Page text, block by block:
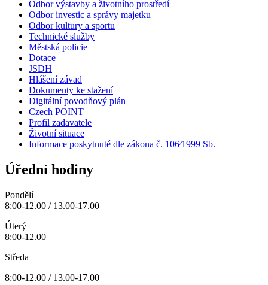
Odbor výstavby a životního prostředí
Odbor investic a správy majetku
Odbor kultury a sportu
Technické služby
Městská policie
Dotace
JSDH
Hlášení závad
Dokumenty ke stažení
Digitální povodňový plán
Czech POINT
Profil zadavatele
Životní situace
Informace poskytnuté dle zákona č. 106⁄1999 Sb.
Úřední hodiny
Pondělí
8:00-12.00 / 13.00-17.00
Úterý
8:00-12.00
Středa
8:00-12.00 / 13.00-17.00